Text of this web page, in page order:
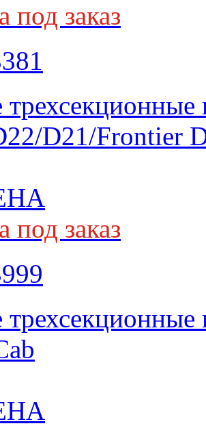
под заказ
D21/Frontier
под заказ